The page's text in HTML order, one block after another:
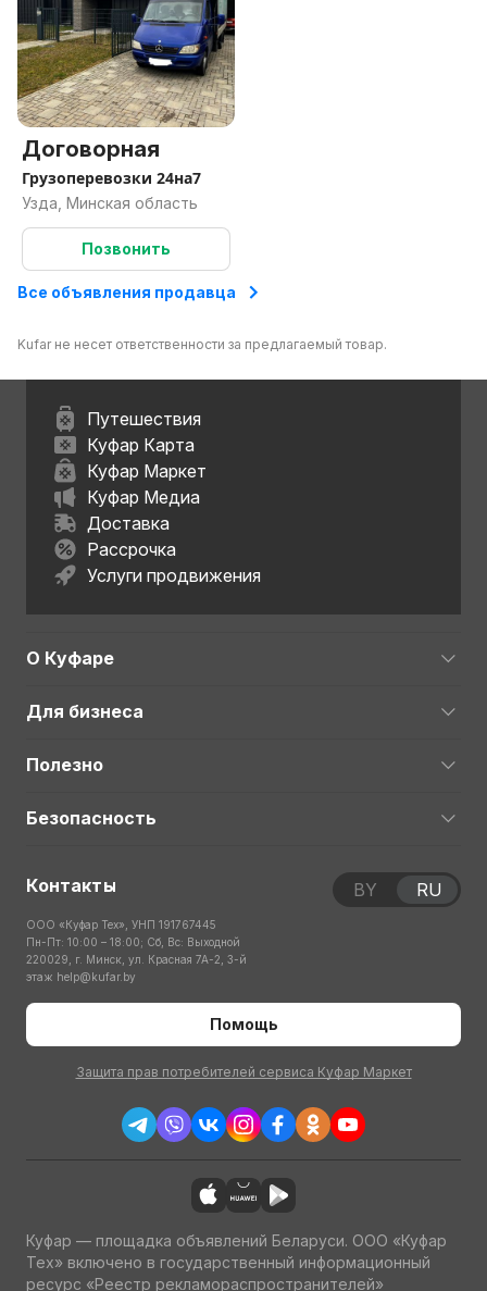
Договорная
Грузоперевозки 24на7
Узда, Минская область
Позвонить
Все объявления продавца
Kufar не несет ответственности за предлагаемый товар.
Путешествия
Куфар Карта
Куфар Маркет
Куфар Медиа
Доставка
Рассрочка
Услуги продвижения
О Куфаре
Для бизнеса
Полезно
Безопасность
Контакты
ООО «Куфар Тех», УНП 191767445
Пн-Пт: 10:00 – 18:00; Сб, Вс: Выходной
220029, г. Минск, ул. Красная 7А-2, 3-й
этаж help@kufar.by
Помощь
Защита прав потребителей сервиса Куфар Маркет
BY RU
Куфар — площадка объявлений Беларуси. ООО «Куфар
Тех» включено в государственный информационный
ресурс «Реестр рекламораспространителей»